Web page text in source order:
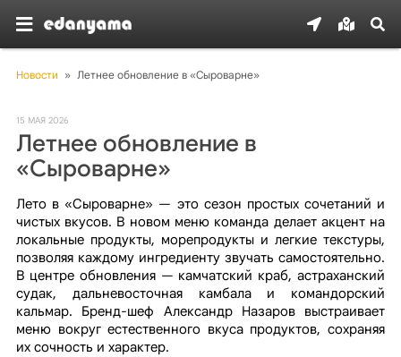
Новости » Летнее обновление в «Сыроварне»
15 МАЯ 2026
Летнее обновление в
«Сыроварне»
Лето в «Сыроварне» — это сезон простых сочетаний и
чистых вкусов. В новом меню команда делает акцент на
локальные продукты, морепродукты и легкие текстуры,
позволяя каждому ингредиенту звучать самостоятельно.
В центре обновления — камчатский краб, астраханский
судак, дальневосточная камбала и командорский
кальмар. Бренд-шеф Александр Назаров выстраивает
меню вокруг естественного вкуса продуктов, сохраняя
их сочность и характер.